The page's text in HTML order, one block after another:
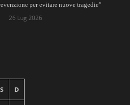
per evitare nuove tragedie”
26 Lug 2026
S D